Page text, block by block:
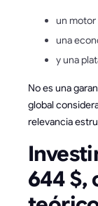
un motor
una
y una
No es una
global
relevancia
644 $,